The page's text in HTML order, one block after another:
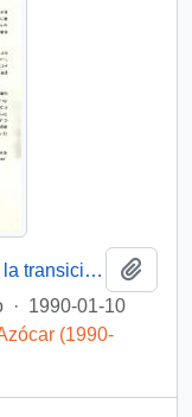
La mujer trabajadora en el marco de la transición hacia la democracia.
· 1990-01-10
(1990-